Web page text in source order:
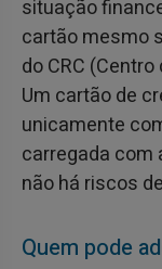
situação
cartão mesmo
do CRC
Um cartão de
unicamente
carregada com
não há riscos
Quem pode